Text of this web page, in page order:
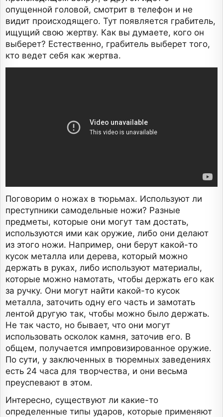
опущенной головой, смотрит в телефон и не
видит происходящего. Тут появляется грабитель,
ищущий свою жертву. Как вы думаете, кого он
выберет? Естественно, грабитель выберет того,
кто ведет себя как жертва.
Поговорим о ножах в тюрьмах. Используют ли
преступники самодельные ножи? Разные
предметы, которые они могут там достать,
используются ими как оружие, либо они делают
из этого ножи. Например, они берут какой-то
кусок металла или дерева, который можно
держать в руках, либо используют материалы,
которые можно намотать, чтобы держать его как
за ручку. Они могут найти какой-то кусок
металла, заточить одну его часть и замотать
лентой другую так, чтобы можно было держать.
Не так часто, но бывает, что они могут
использовать осколок камня, заточив его. В
общем, получается импровизированное оружие.
По сути, у заключенных в тюремных заведениях
есть 24 часа для творчества, и они весьма
преуспевают в этом.
Интересно, существуют ли какие-то
определенные типы ударов, которые применяют